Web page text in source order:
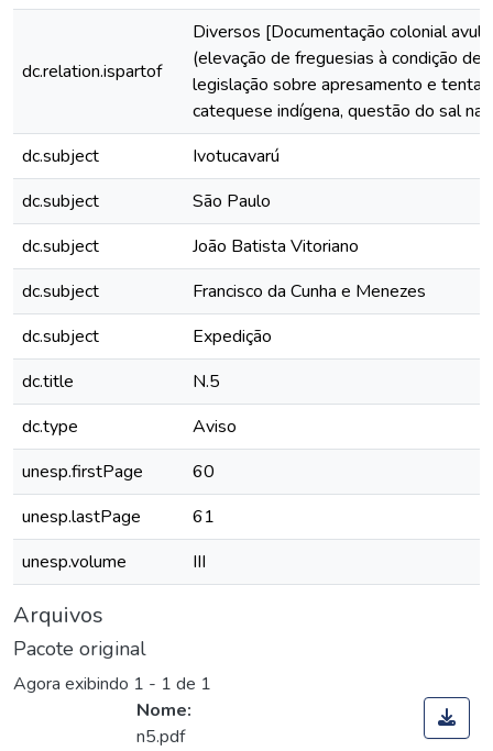
dc.relation.ispartof
Diversos [Documentação colonial
(elevação de freguesias à condição de
legislação sobre apresamento e
catequese indígena, questão do sal na
dc.subject
Ivotucavarú
dc.subject
São Paulo
dc.subject
João Batista Vitoriano
dc.subject
Francisco da Cunha e Menezes
dc.subject
Expedição
dc.title
N.5
dc.type
Aviso
unesp.firstPage
60
unesp.lastPage
61
unesp.volume
III
Arquivos
Pacote original
Agora exibindo 1 - 1 de 1
Nome:
n5.pdf